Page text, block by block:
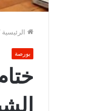
الرئيسية
بورصة